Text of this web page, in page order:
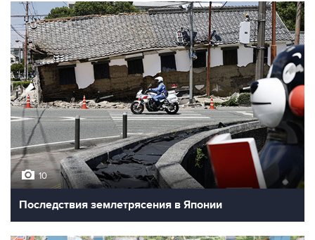
10
Последствия землетрясения в Японии